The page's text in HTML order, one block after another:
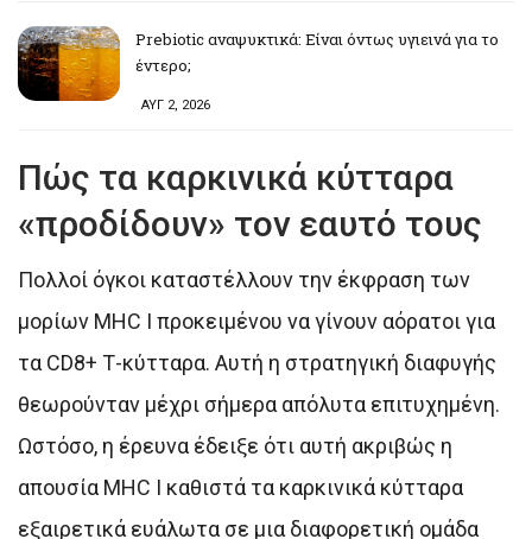
Prebiotic αναψυκτικά: Είναι όντως υγιεινά για το
έντερο;
ΑΥΓ 2, 2026
Πώς τα καρκινικά κύτταρα
«προδίδουν» τον εαυτό τους
Πολλοί όγκοι καταστέλλουν την έκφραση των
μορίων MHC I προκειμένου να γίνουν αόρατοι για
τα CD8+ Τ-κύτταρα. Αυτή η στρατηγική διαφυγής
θεωρούνταν μέχρι σήμερα απόλυτα επιτυχημένη.
Ωστόσο, η έρευνα έδειξε ότι αυτή ακριβώς η
απουσία MHC I καθιστά τα καρκινικά κύτταρα
εξαιρετικά ευάλωτα σε μια διαφορετική ομάδα